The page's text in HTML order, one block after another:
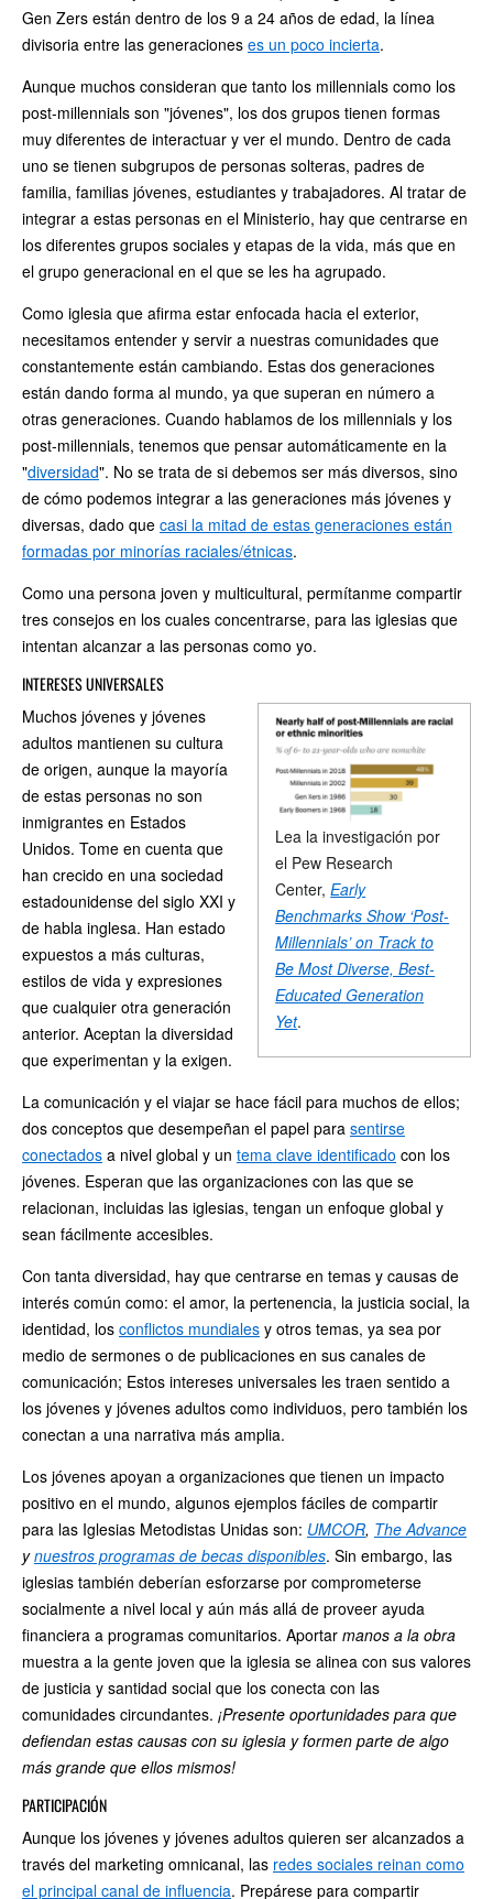
Gen Zers están dentro de los 9 a 24 años de edad, la línea
divisoria entre las generaciones es un poco incierta.
Aunque muchos consideran que tanto los millennials como los
post-millennials son "jóvenes", los dos grupos tienen formas
muy diferentes de interactuar y ver el mundo. Dentro de cada
uno se tienen subgrupos de personas solteras, padres de
familia, familias jóvenes, estudiantes y trabajadores. Al tratar de
integrar a estas personas en el Ministerio, hay que centrarse en
los diferentes grupos sociales y etapas de la vida, más que en
el grupo generacional en el que se les ha agrupado.
Como iglesia que afirma estar enfocada hacia el exterior,
necesitamos entender y servir a nuestras comunidades que
constantemente están cambiando. Estas dos generaciones
están dando forma al mundo, ya que superan en número a
otras generaciones. Cuando hablamos de los millennials y los
post-millennials, tenemos que pensar automáticamente en la
"diversidad". No se trata de si debemos ser más diversos, sino
de cómo podemos integrar a las generaciones más jóvenes y
diversas, dado que casi la mitad de estas generaciones están
formadas por minorías raciales/étnicas.
Como una persona joven y multicultural, permítanme compartir
tres consejos en los cuales concentrarse, para las iglesias que
intentan alcanzar a las personas como yo.
INTERESES UNIVERSALES
Lea la investigación por
el Pew Research
Center,Early
Benchmarks Show ‘Post-
Millennials’ on Track to
Be Most Diverse, Best-
Educated Generation
Yet.
Muchos jóvenes y jóvenes
adultos mantienen su cultura
de origen, aunque la mayoría
de estas personas no son
inmigrantes en Estados
Unidos. Tome en cuenta que
han crecido en una sociedad
estadounidense del siglo XXI y
de habla inglesa. Han estado
expuestos a más culturas,
estilos de vida y expresiones
que cualquier otra generación
anterior. Aceptan la diversidad
que experimentan y la exigen.
La comunicación y el viajar se hace fácil para muchos de ellos;
dos conceptos que desempeñan el papel para sentirse
conectados a nivel global y un tema clave identificado con los
jóvenes. Esperan que las organizaciones con las que se
relacionan, incluidas las iglesias, tengan un enfoque global y
sean fácilmente accesibles.
Con tanta diversidad, hay que centrarse en temas y causas de
interés común como: el amor, la pertenencia, la justicia social, la
identidad, los conflictos mundiales y otros temas, ya sea por
medio de sermones o de publicaciones en sus canales de
comunicación; Estos intereses universales les traen sentido a
los jóvenes y jóvenes adultos como individuos, pero también los
conectan a una narrativa más amplia.
Los jóvenes apoyan a organizaciones que tienen un impacto
positivo en el mundo, algunos ejemplos fáciles de compartir
para las Iglesias Metodistas Unidas son: UMCOR, The Advance
ynuestros programas de becas disponibles. Sin embargo, las
iglesias también deberían esforzarse por comprometerse
socialmente a nivel local y aún más allá de proveer ayuda
financiera a programas comunitarios. Aportar manos a la obra
muestra a la gente joven que la iglesia se alinea con sus valores
de justicia y santidad social que los conecta con las
comunidades circundantes. ¡Presente oportunidades para que
defiendan estas causas con su iglesia y formen parte de algo
más grande que ellos mismos!
PARTICIPACIÓN
Aunque los jóvenes y jóvenes adultos quieren ser alcanzados a
través del marketing omnicanal, las redes sociales reinan como
el principal canal de influencia. Prepárese para compartir